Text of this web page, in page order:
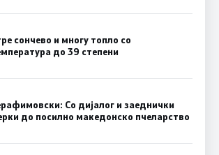
сончево и многу топло со
до 39 степени
Со дијалог и заеднички
до посилно македонско пчеларство